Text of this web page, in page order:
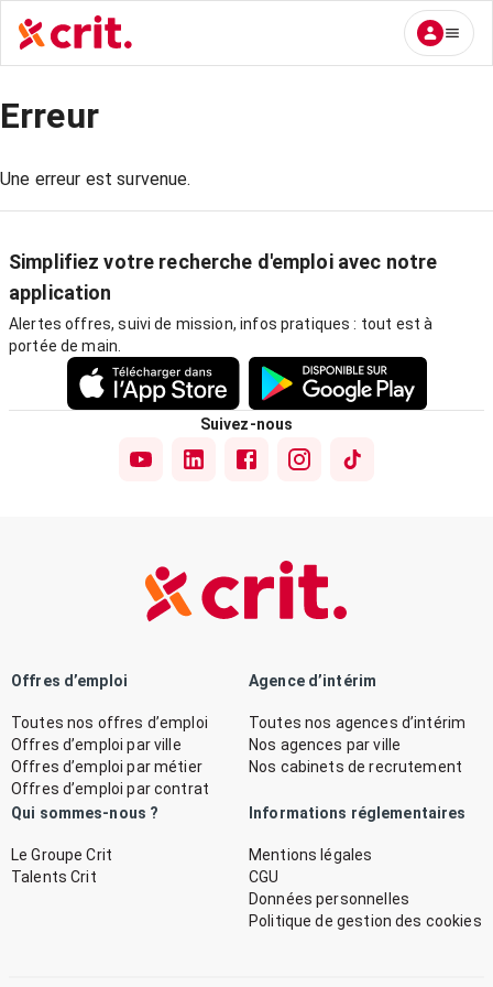
Erreur
Une erreur est survenue.
Simplifiez votre recherche d'emploi avec notre
application
Alertes offres, suivi de mission, infos pratiques : tout est à
portée de main.
Suivez-nous
Offres d’emploi
Toutes nos offres d’emploi
Offres d’emploi par ville
Offres d’emploi par métier
Offres d’emploi par contrat
Agence d’intérim
Toutes nos agences d’intérim
Nos agences par ville
Nos cabinets de recrutement
Qui sommes-nous ?
Le Groupe Crit
Talents Crit
Informations réglementaires
Mentions légales
CGU
Données personnelles
Politique de gestion des cookies